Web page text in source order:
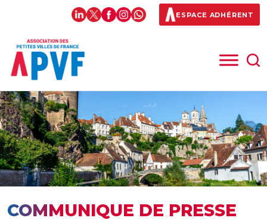
ESPACE ADHÉRENT
COMMUNIQUE DE PRESSE